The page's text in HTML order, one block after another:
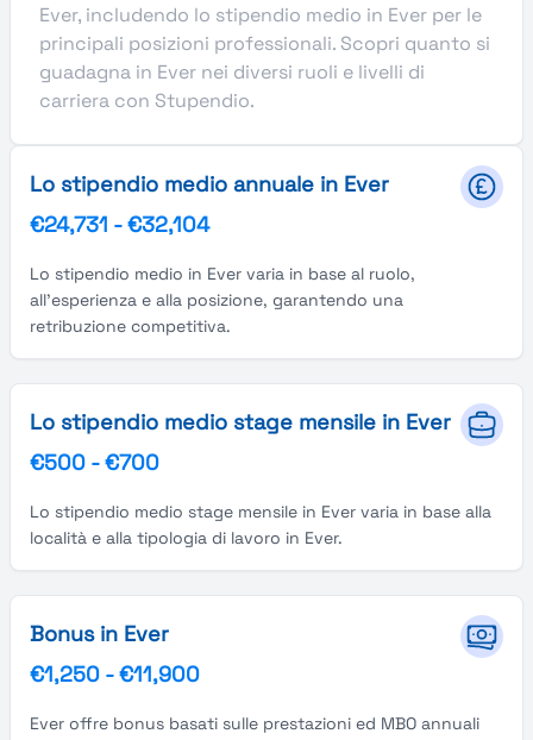
Ever, includendo lo stipendio medio in Ever per le
principali posizioni professionali. Scopri quanto si
guadagna in Ever nei diversi ruoli e livelli di
carriera con Stupendio.
Lo stipendio medio annuale in Ever
€24,731 -€32,104
Lo stipendio medio in Ever varia in base al ruolo,
all'esperienza e alla posizione, garantendo una
retribuzione competitiva.
Lo stipendio medio stage mensile in Ever
€500 -€700
Lo stipendio medio stage mensile in Ever varia in base alla
località e alla tipologia di lavoro in Ever.
Bonus in Ever
€1,250 -€11,900
Ever offre bonus basati sulle prestazioni ed MBO annuali